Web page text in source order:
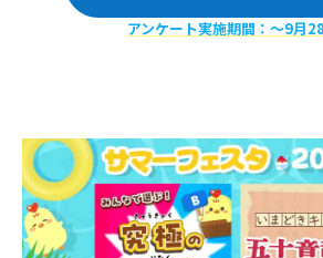
アンケート実施期間：〜9月